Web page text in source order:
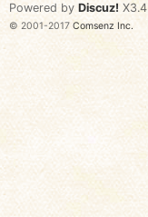
Powered by Discuz! X3.4
© 2001-2017 Comsenz Inc.